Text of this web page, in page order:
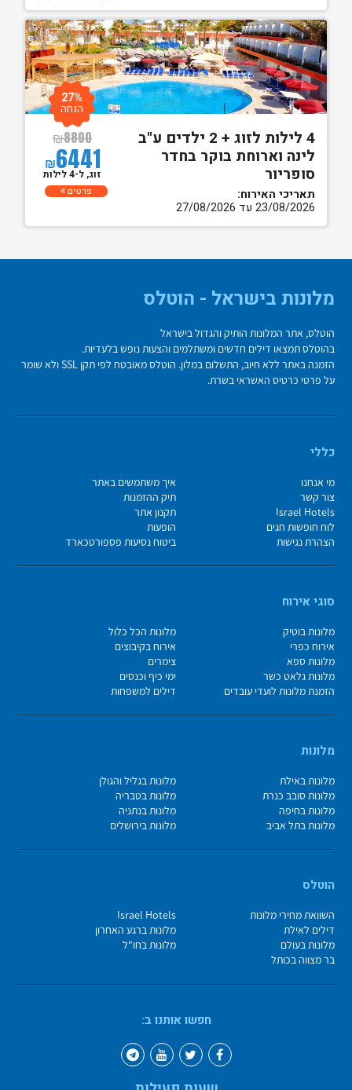
4 לילות לזוג + 2 ילדים ע"ב
לינה וארוחת בוקר בחדר
סופריור
תאריכי האירוח:
23/08/2026 עד 27/08/2026
₪8800
₪6441
27%
הנחה
זוג, ל-4 לילות
פרטים
מלונות בישראל - הוטלס
הוטלס, אתר המלונות הותיק והגדול בישראל
בהוטלס תמצאו דילים חדשים ומשתלמים והצעות נופש בלעדיות.
הזמנה באתר ללא חיוב, התשלום במלון. הוטלס מאובטח לפי תקן SSL ולא שומר
על פרטי כרטיס האשראי בשרת.
כללי
מי אנחנו
איך משתמשים באתר
צור קשר
תיק ההזמנות
Israel Hotels
תקנון אתר
לוח חופשות חגים
הופעות
הצהרת נגישות
ביטוח נסיעות פספורטכארד
סוגי אירוח
מלונות בוטיק
מלונות הכל כלול
אירוח כפרי
אירוח בקיבוצים
מלונות ספא
צימרים
מלונות גלאט כשר
ימי כיף וכנסים
הזמנת מלונות לועדי עובדים
דילים למשפחות
מלונות
מלונות באילת
מלונות בגליל והגולן
מלונות סובב כנרת
מלונות בטבריה
מלונות בחיפה
מלונות בנתניה
מלונות בתל אביב
מלונות בירושלים
הוטלס
השוואת מחירי מלונות
Israel Hotels
דילים לאילת
מלונות ברגע האחרון
מלונות בעולם
מלונות בחו"ל
בר מצווה בכותל
חפשו אותנו ב: